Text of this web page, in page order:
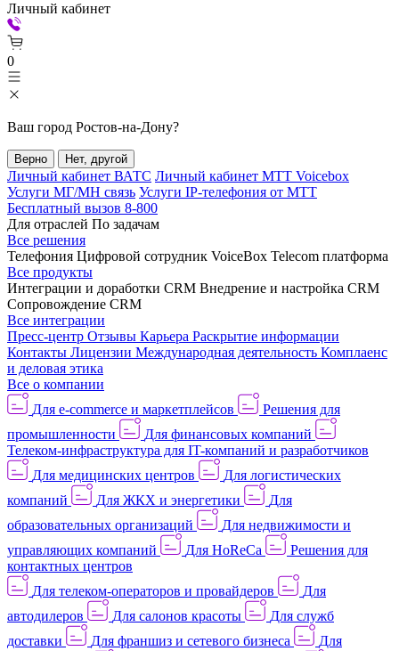
Личный кабинет
0
Ваш город Ростов-на-Дону?
Верно Нет, другой
Личный кабинет ВАТС Личный кабинет МТТ Voicebox
Услуги МГ/МН связь Услуги IP-телефония от МТТ
Бесплатный вызов 8-800
Для отраслей По задачам
Все решения
Телефония Цифровой сотрудник VoiceBox Telecom платформа
Все продукты
Интеграции и доработки CRM Внедрение и настройка CRM
Сопровождение CRM
Все интеграции
Пресс-центр Отзывы Карьера Раскрытие информации
Контакты Лицензии Международная деятельность Комплаенс
и деловая этика
Все о компании
Для e-commerce и маркетплейсов
Решения для
промышленности
Для финансовых компаний
Телеком-инфраструктура для IT-компаний и разработчиков
Для медицинских центров
Для логистических
компаний
Для ЖКХ и энергетики
Для
образовательных организаций
Для недвижимости и
управляющих компаний
Для HoReCa
Решения для
контактных центров
Для телеком-операторов и провайдеров
Для
автодилеров
Для салонов красоты
Для служб
доставки
Для франшиз и сетевого бизнеса
Для